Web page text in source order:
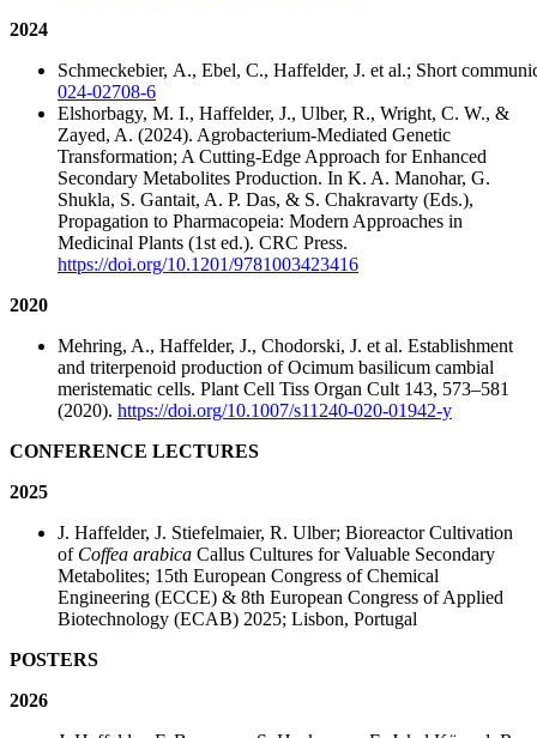
2024
Schmeckebier, A., Ebel, C., Haffelder, J. et al.; Short
024-02708-6
Elshorbagy, M. I., Haffelder, J., Ulber, R., Wright, C. W., &
Zayed, A. (2024). Agrobacterium-Mediated Genetic
Transformation; A Cutting-Edge Approach for Enhanced
Secondary Metabolites Production. In K. A. Manohar, G.
Shukla, S. Gantait, A. P. Das, & S. Chakravarty (Eds.),
Propagation to Pharmacopeia: Modern Approaches in
Medicinal Plants (1st ed.). CRC Press.
https://doi.org/10.1201/9781003423416
2020
Mehring, A., Haffelder, J., Chodorski, J. et al. Establishment
and triterpenoid production of Ocimum basilicum cambial
meristematic cells. Plant Cell Tiss Organ Cult 143, 573–581
(2020). https://doi.org/10.1007/s11240-020-01942-y
CONFERENCE LECTURES
2025
J. Haffelder, J. Stiefelmaier, R. Ulber; Bioreactor Cultivation
of Coffea arabica Callus Cultures for Valuable Secondary
Metabolites; 15th European Congress of Chemical
Engineering (ECCE) & 8th European Congress of Applied
Biotechnology (ECAB) 2025; Lisbon, Portugal
POSTERS
2026